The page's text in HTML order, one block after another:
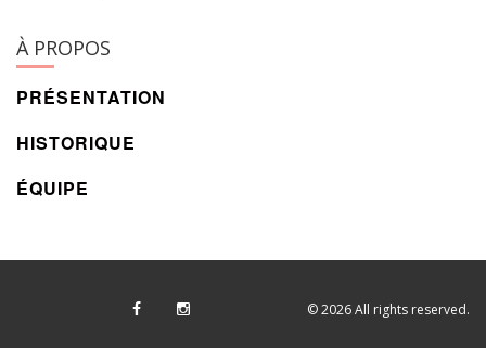
À PROPOS
PRÉSENTATION
HISTORIQUE
ÉQUIPE
© 2026 All rights reserved.